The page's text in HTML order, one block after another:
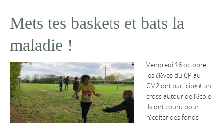
Mets tes baskets et bats la
maladie !
Vendredi 16 octobre,
les élèves du CP au
CM2 ont participé à un
cross autour de l’école.
Ils ont couru pour
récolter des fonds